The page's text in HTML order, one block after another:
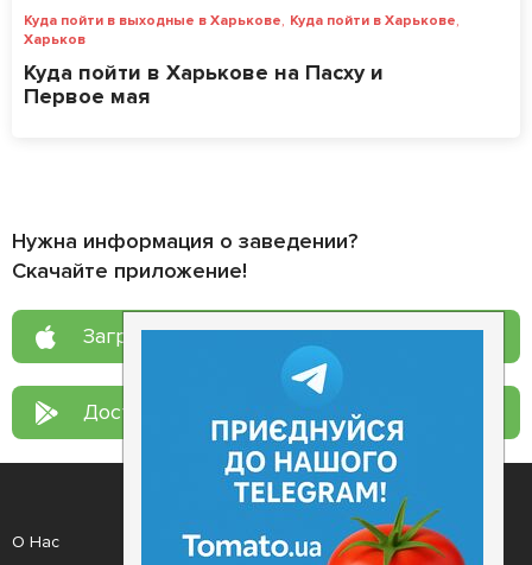
Куда пойти в выходные в Харькове, Куда пойти в Харькове,
Харьков
Куда пойти в Харькове на Пасху и
Первое мая
Нужна информация о заведении?
Скачайте приложение!
Загрузите в App Store
Доступно в Google Play
О Нас Рецепт дня